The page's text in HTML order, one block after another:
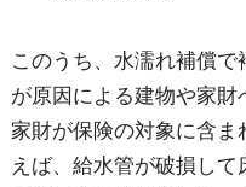
このうち、水濡れ補償
が原因による建物や家
家財が保険の対象に含ま
えば、給水管が破損し